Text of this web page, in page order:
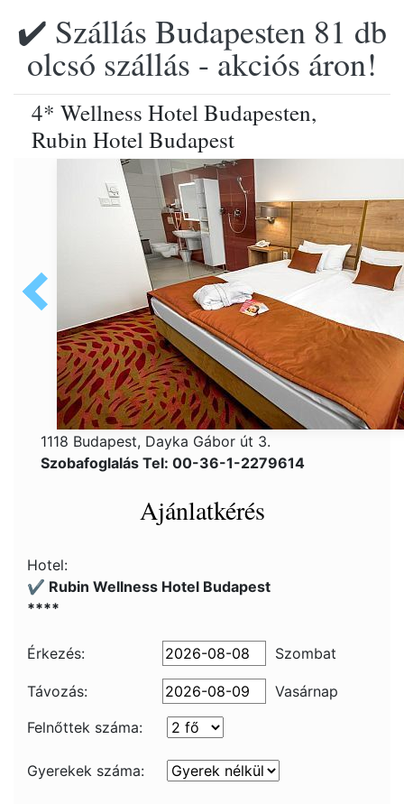
✔️ Szállás Budapesten 81 db
olcsó szállás - akciós áron!
4* Wellness Hotel Budapesten,
Rubin Hotel Budapest
1118 Budapest, Dayka Gábor út 3.
Szobafoglalás Tel: 00-36-1-2279614
Ajánlatkérés
Hotel:
✔️ Rubin Wellness Hotel Budapest
****
Érkezés: Szombat
Távozás:
Vasárnap
Felnőttek száma:
Gyerekek száma: